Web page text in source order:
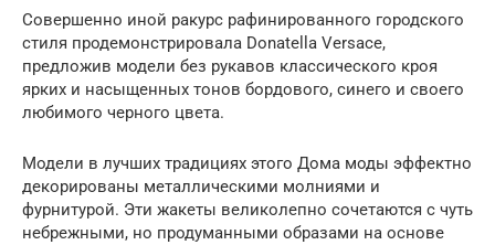
Совершенно иной ракурс рафинированного городского
стиля продемонстрировала Donatella Versace,
предложив модели без рукавов классического кроя
ярких и насыщенных тонов бордового, синего и своего
любимого черного цвета.
Модели в лучших традициях этого Дома моды эффектно
декорированы металлическими молниями и
фурнитурой. Эти жакеты великолепно сочетаются с чуть
небрежными, но продуманными образами на основе